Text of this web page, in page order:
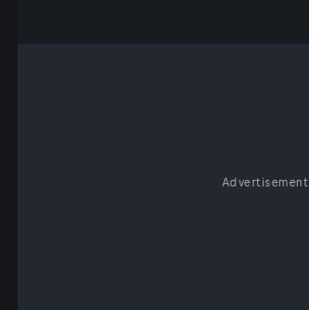
Advertisement